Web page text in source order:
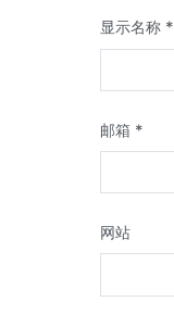
显示名称 *
邮箱 *
网站